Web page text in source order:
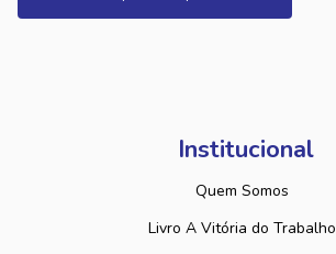
Institucional
Quem Somos
Livro A Vitória do Trabalho